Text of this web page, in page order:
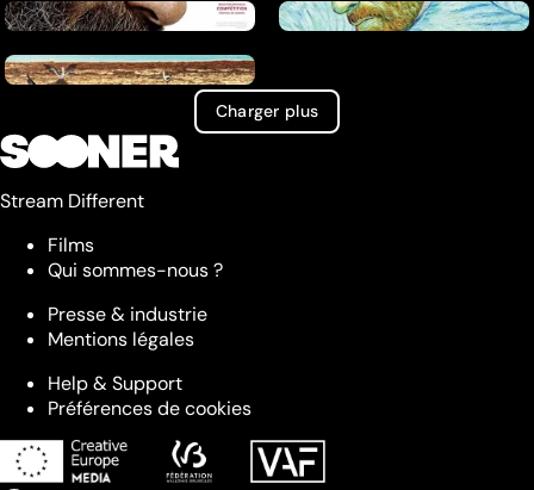
Charger plus
Stream Different
Films
Qui sommes-nous ?
Presse & industrie
Mentions légales
Help & Support
Préférences de cookies